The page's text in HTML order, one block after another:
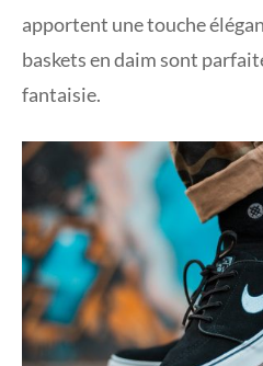
apportent une touche
baskets en daim sont
fantaisie.